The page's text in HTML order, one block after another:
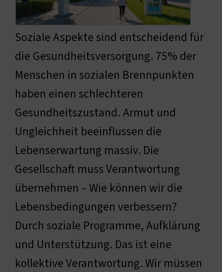
Soziale Aspekte sind entscheidend für
die Gesundheitsversorgung. 75% der
Menschen in sozialen Brennpunkten
haben einen schlechteren
Gesundheitszustand. Armut und
Ungleichheit beeinflussen die
Lebenserwartung massiv. Die
Gesellschaft muss Verantwortung
übernehmen – Wie können wir die
Lebensbedingungen verbessern?
Durch soziale Programme, Aufklärung
und Unterstützung. Das ist eine
kollektive Verantwortung. Wir müssen